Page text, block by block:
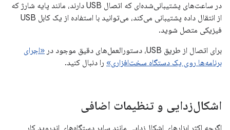
در ساعت‌های پشتیبانی‌شده‌ای که اتصال USB دارند، مانند پایه شارژ که
از انتقال داده پشتیبانی می‌کند، می‌توانید با استفاده از یک کابل USB
فیزیکی متصل شوید.
برای اتصال از طریق USB، دستورالعمل‌های دقیق موجود در
«اجرای
برنامه‌ها روی یک دستگاه سخت‌افزاری» را دنبال کنید.
اشکال‌زدایی و تنظیمات اضافی
اگرچه اکثر ابزارهای اشکال‌زدایی مانند سایر دستگاه‌های اندروید کار